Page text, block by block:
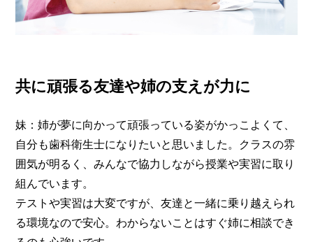
共に頑張る友達や姉の支えが力に
妹：姉が夢に向かって頑張っている姿がかっこよくて、
自分も歯科衛生士になりたいと思いました。クラスの雰
囲気が明るく、みんなで協力しながら授業や実習に取り
組んでいます。
テストや実習は大変ですが、友達と一緒に乗り越えられ
る環境なので安心。わからないことはすぐ姉に相談でき